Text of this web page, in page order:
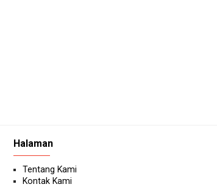
Halaman
Tentang Kami
Kontak Kami